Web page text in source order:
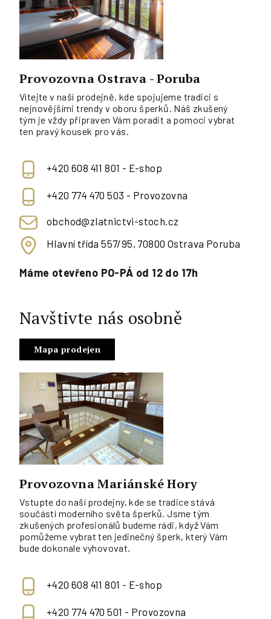
Provozovna Ostrava - Poruba
Vítejte v naší prodejně, kde spojujeme tradici s
nejnovějšími trendy v oboru šperků. Náš zkušený
tým je vždy připraven Vám poradit a pomoci vybrat
ten pravý kousek pro vás.
+420 608 411 801 - E-shop
+420 774 470 503 - Provozovna
obchod@zlatnictvi-stoch.cz
Hlavní třída 557/95, 70800 Ostrava Poruba
Máme otevřeno PO-PÁ od 12 do 17h
Navštivte nás osobně
Mapa prodejen
Provozovna Mariánské Hory
Vstupte do naší prodejny, kde se tradice stává
součástí moderního světa šperků. Jsme tým
zkušených profesionálů budeme rádi, když Vám
pomůžeme vybrat ten jedinečný šperk, který Vám
bude dokonale vyhovovat.
+420 608 411 801 - E-shop
+420 774 470 501 - Provozovna